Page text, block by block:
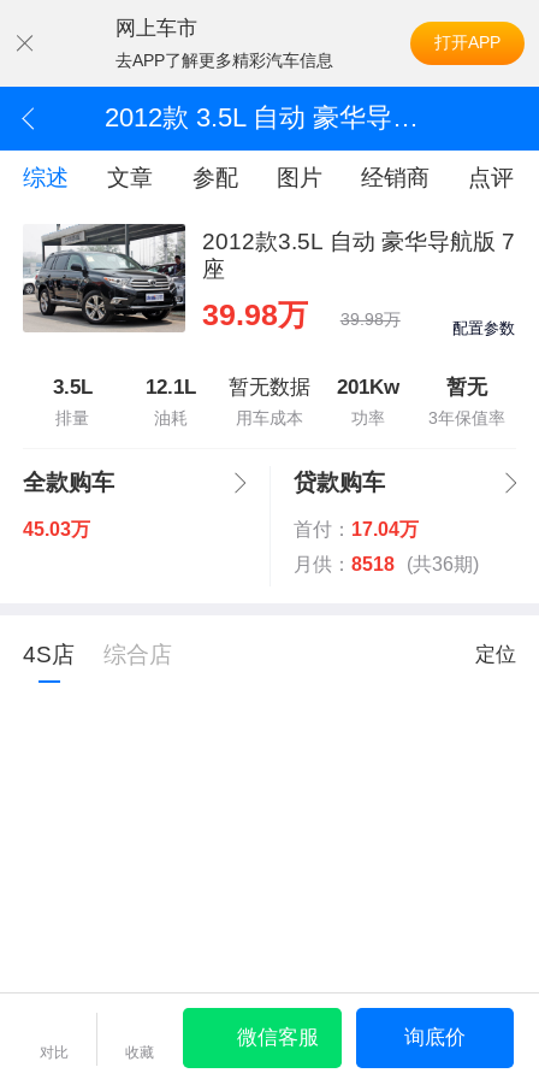
网上车市
去APP了解更多精彩汽车信息
打开APP
2012款 3.5L 自动 豪华导航版 7座
综述 文章 参配 图片 经销商 点评
2012款3.5L 自动 豪华导航版 7
座
39.98万 39.98万 配置参数
3.5L
排量
12.1L
油耗
暂无数据
用车成本
201Kw
功率
暂无
3年保值率
全款购车
45.03万
贷款购车
首付： 17.04万
月供： 8518 (共36期)
4S店 综合店 定位
对比 收藏
微信客服 询底价